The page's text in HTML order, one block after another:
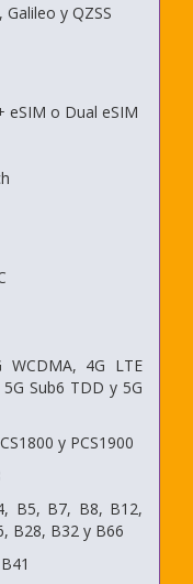
y QZSS
eSIM o Dual eSIM
WCDMA, 4G LTE
Sub6 TDD y 5G
y PCS1900
B5, B7, B8, B12,
B28, B32 y B66